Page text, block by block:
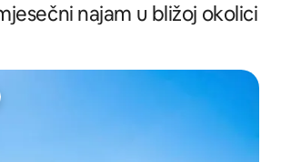
najam u bližoj okolici